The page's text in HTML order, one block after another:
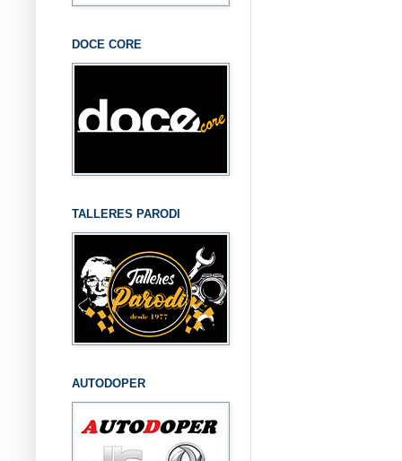
DOCE CORE
TALLERES PARODI
AUTODOPER